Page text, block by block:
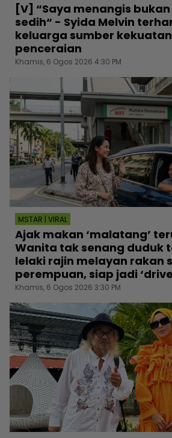
[V] “Saya menangis
sedih“ - Syida Melvin
keluarga sumber
penceraian
Khamis, 6 Ogos 2026 4:30 PM
MSTAR | VIRAL
Ajak makan ‘malatang’
Wanita tak senang duduk
lelaki rajin melayan rakan
perempuan, siap jadi
Khamis, 6 Ogos 2026 3:30 PM